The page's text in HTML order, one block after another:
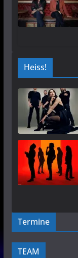
Heiss!
Termine
TEAM